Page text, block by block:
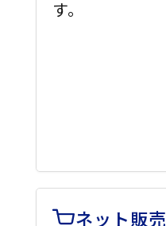
す。
ネット販売